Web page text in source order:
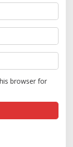
browser for